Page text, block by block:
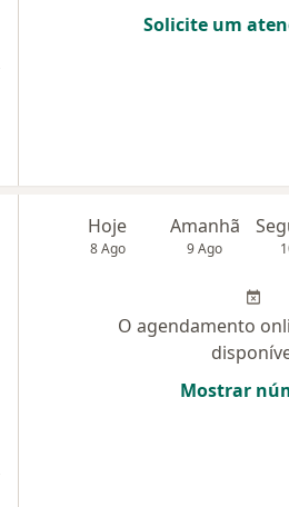
Solicite um
Hoje
8 Ago
Amanhã
9 Ago
O agendamento
Mostrar